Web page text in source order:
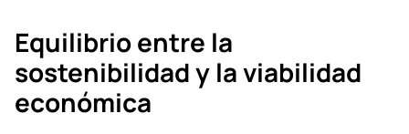
Equilibrio entre la
sostenibilidad y la viabilidad
económica